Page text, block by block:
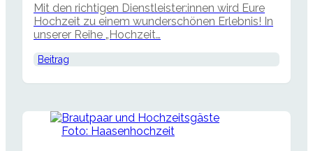
Mit den richtigen Dienstleister:innen wird Eure
Hochzeit zu einem wunderschönen Erlebnis! In
unserer Reihe „Hochzeit…
Beitrag
Foto: Haasenhochzeit